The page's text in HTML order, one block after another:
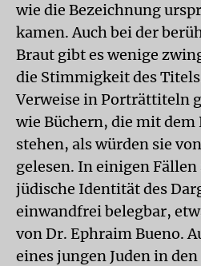
wie die Bezeichnung
kamen. Auch bei der
Braut gibt es wenige
die Stimmigkeit des
Verweise in Porträttiteln
wie Büchern, die mit dem
stehen, als würden sie
gelesen. In einigen
jüdische Identität des
einwandfrei belegbar,
von Dr. Ephraim Bueno.
eines jungen Juden in